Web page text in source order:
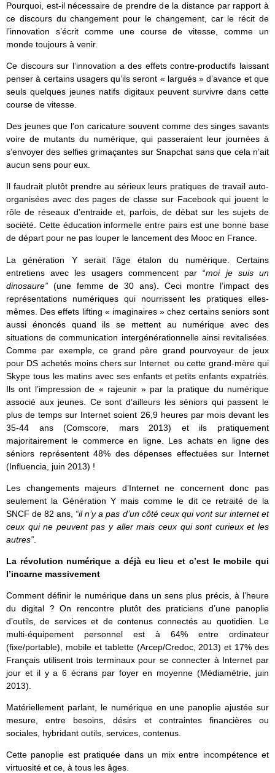
Pourquoi, est-il nécessaire de prendre de la distance par rapport à
ce discours du changement pour le changement, car le récit de
l’innovation s’écrit comme une course de vitesse, comme un
monde toujours à venir.
Ce discours sur l’innovation a des effets contre-productifs laissant
penser à certains usagers qu’ils seront « largués » d’avance et que
seuls quelques jeunes natifs digitaux peuvent survivre dans cette
course de vitesse.
Des jeunes que l’on caricature souvent comme des singes savants
voire de mutants du numérique, qui passeraient leur journées à
s’envoyer des selfies grimaçantes sur Snapchat sans que cela n’ait
aucun sens pour eux.
Il faudrait plutôt prendre au sérieux leurs pratiques de travail auto-
organisées avec des pages de classe sur Facebook qui jouent le
rôle de réseaux d’entraide et, parfois, de débat sur les sujets de
société. Cette éducation informelle entre pairs est une bonne base
de départ pour ne pas louper le lancement des Mooc en France.
La génération Y serait l’âge étalon du numérique. Certains
entretiens avec les usagers commencent par “moi je suis un
dinosaure” (une femme de 30 ans). Ceci montre l’impact des
représentations numériques qui nourrissent les pratiques elles-
mêmes. Des effets lifting « imaginaires » chez certains seniors sont
aussi énoncés quand ils se mettent au numérique avec des
situations de communication intergénérationnelle ainsi revitalisées.
Comme par exemple, ce grand père grand pourvoyeur de jeux
pour DS achetés moins chers sur Internet ou cette grand-mère qui
Skype tous les matins avec ses enfants et petits enfants expatriés.
Ils ont l’impression de « rajeunir » par la pratique du numérique
associé aux jeunes. Ce sont d’ailleurs les séniors qui passent le
plus de temps sur Internet soient 26,9 heures par mois devant les
35-44 ans (Comscore, mars 2013) et ils pratiquement
majoritairement le commerce en ligne. Les achats en ligne des
séniors représentent 48% des dépenses effectuées sur Internet
(Influencia, juin 2013) !
Les changements majeurs d’Internet ne concernent donc pas
seulement la Génération Y mais comme le dit ce retraité de la
SNCF de 82 ans, “il n’y a pas d’un côté ceux qui vont sur internet et
ceux qui ne peuvent pas y aller mais ceux qui sont curieux et les
autres”
La révolution numérique a déjà eu lieu et c’est le mobile qui
l’incarne massivement
Comment définir le numérique dans un sens plus précis, à l’heure
du digital ? On rencontre plutôt des praticiens d’une panoplie
d’outils, de services et de contenus connectés au quotidien. Le
multi-équipement personnel est à 64% entre ordinateur
(fixe/portable), mobile et tablette (Arcep/Credoc, 2013) et 17% des
Français utilisent trois terminaux pour se connecter à Internet par
jour et il y a 6 écrans par foyer en moyenne (Médiamétrie, juin
2013).
Matériellement parlant, le numérique en une panoplie ajustée sur
mesure, entre besoins, désirs et contraintes financières ou
sociales, hybridant outils, services, contenus.
Cette panoplie est pratiquée dans un mix entre incompétence et
virtuosité et ce, à tous les âges.